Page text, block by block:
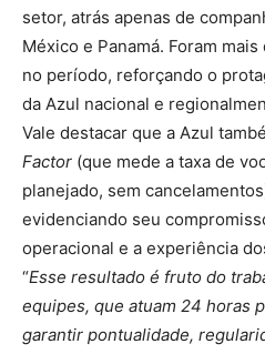
setor, atrás apenas de
México e Panamá. Foram
no período, reforçando o
da Azul nacional e
Vale destacar que a Azul
Factor (que mede a taxa de
planejado, sem
evidenciando seu
operacional e a experiência
“Esse resultado é fruto do
equipes, que atuam 24 horas
garantir pontualidade,